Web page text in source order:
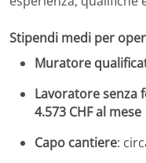
Stipendi medi per
Muratore
Lavoratore senza
4.573 CHF al mese
Capo cantiere: